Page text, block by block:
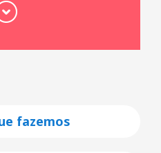
fazemos